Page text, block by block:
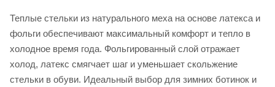
Теплые стельки из натурального меха на основе латекса и
фольги обеспечивают максимальный комфорт и тепло в
холодное время года. Фольгированный слой отражает
холод, латекс смягчает шаг и уменьшает скольжение
стельки в обуви. Идеальный выбор для зимних ботинок и